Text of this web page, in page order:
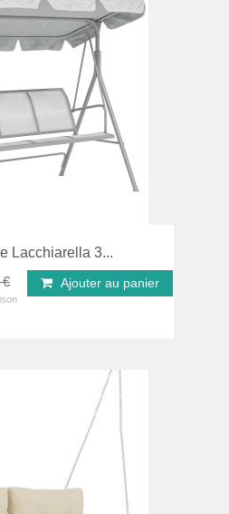
Lacchiarella 3...
Ajouter au panier